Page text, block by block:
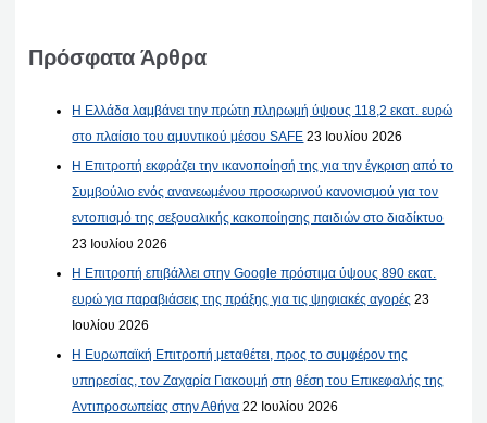
Πρόσφατα Άρθρα
Η Ελλάδα λαμβάνει την πρώτη πληρωμή ύψους 118,2 εκατ. ευρώ
στο πλαίσιο του αμυντικού μέσου SAFE 23 Ιουλίου 2026
Η Επιτροπή εκφράζει την ικανοποίησή της για την έγκριση από το
Συμβούλιο ενός ανανεωμένου προσωρινού κανονισμού για τον
εντοπισμό της σεξουαλικής κακοποίησης παιδιών στο διαδίκτυο
23 Ιουλίου 2026
Η Επιτροπή επιβάλλει στην Google πρόστιμα ύψους 890 εκατ.
ευρώ για παραβιάσεις της πράξης για τις ψηφιακές αγορές 23
Ιουλίου 2026
Η Ευρωπαϊκή Επιτροπή μεταθέτει, προς το συμφέρον της
υπηρεσίας, τον Ζαχαρία Γιακουμή στη θέση του Επικεφαλής της
Αντιπροσωπείας στην Αθήνα 22 Ιουλίου 2026